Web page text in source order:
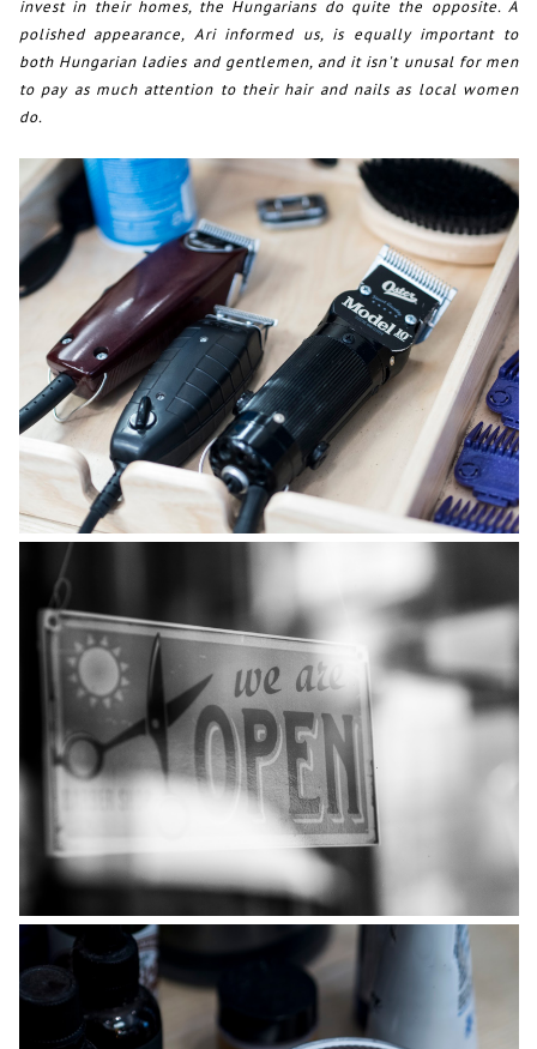
invest in their homes, the Hungarians do quite the opposite. A
polished appearance, Ari informed us, is equally important to
both Hungarian ladies and gentlemen, and it isn't unusal for men
to pay as much attention to their hair and nails as local women
do.